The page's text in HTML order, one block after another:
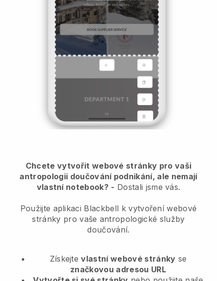
Chcete vytvořit webové stránky pro vaši
antropologii doučování podnikání, ale nemají
vlastní notebook? - Dostali jsme vás.
Použijte aplikaci Blackbell k vytvoření webové
stránky pro vaše antropologické služby
doučování.
Získejtevlastní webové stránky se
značkovou adresou URL